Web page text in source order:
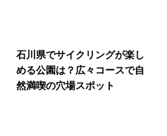
石川県でサイクリングが楽し
める公園は？広々コースで自
然満喫の穴場スポット